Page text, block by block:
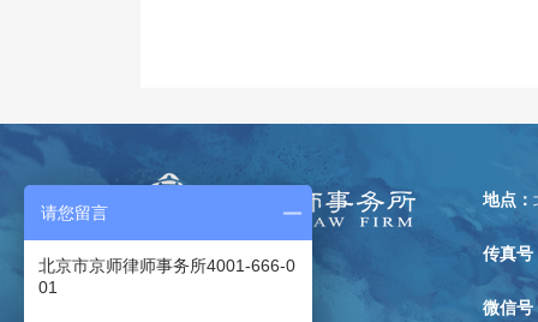
地点：
传真号
微信号
请您留言
北京市京师律师事务所4001-666-0
01